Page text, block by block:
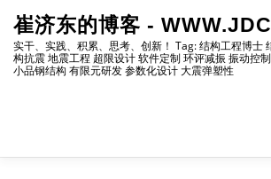
content
崔济东的博客 -
实干、实践、积累、思考、创新！ Tag: 结构工程博士
构抗震 地震工程 超限设计 软件定制 环评减振 振动控
小品钢结构 有限元研发 参数化设计 大震弹塑性